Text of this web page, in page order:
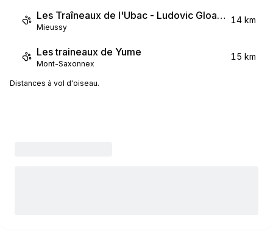
Les Traîneaux de l'Ubac - Ludovic Gloanec
Mieussy
14 km
Les traineaux de Yume
Mont-Saxonnex
15 km
Distances à vol d'oiseau.